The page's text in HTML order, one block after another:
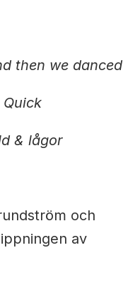
then we danced
Quick
& lågor
och
av